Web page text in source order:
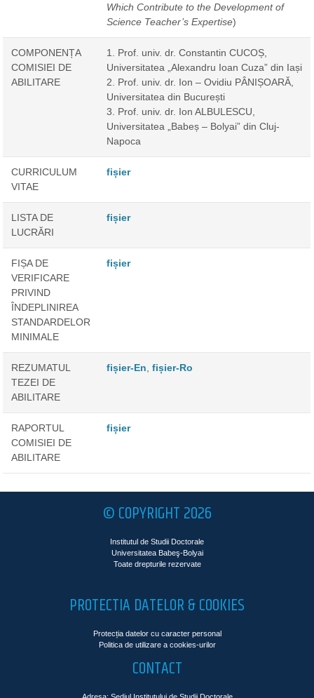
Which Contribute to the Development of
Science Teacher’s Expertise)
COMPONENȚA
COMISIEI DE
ABILITARE
1. Prof. univ. dr. Constantin CUCOȘ,
Universitatea „Alexandru Ioan Cuza” din Iași
2. Prof. univ. dr. Ion – Ovidiu PÂNIȘOARĂ,
Universitatea din București
3. Prof. univ. dr. Ion ALBULESCU,
Universitatea „Babeș – Bolyai” din Cluj-
Napoca
CURRICULUM
VITAE
fișier
LISTA DE
LUCRĂRI
fișier
FIȘA DE
VERIFICARE
PRIVIND
ÎNDEPLINIREA
STANDARDELOR
MINIMALE
fișier
REZUMATUL
TEZEI DE
ABILITARE
fișier-En fișier-Ro
RAPORTUL
COMISIEI DE
ABILITARE
fișier
© COPYRIGHT 2026
Institutul de Studii Doctorale
Universitatea Babeş-Bolyai
Toate drepturile rezervate
PROTECTIA DATELOR & COOKIES
Protecția datelor cu caracter personal
Politica de utilizare a cookies-urilor
CONTACT